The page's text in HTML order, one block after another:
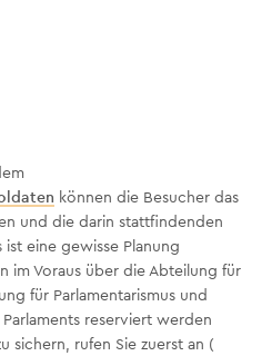
können die Besucher das
und die darin stattfindenden
eine gewisse Planung
im Voraus über die Abteilung für
für Parlamentarismus und
reserviert werden
sichern, rufen Sie zuerst an (